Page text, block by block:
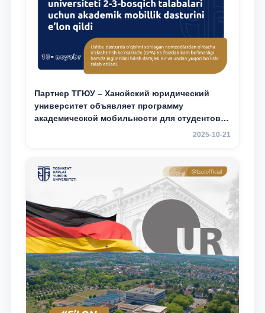
Партнер ТГЮУ – Ханойский юридический
университет объявляет программу
академической мобильности для студентов
2025-10-21